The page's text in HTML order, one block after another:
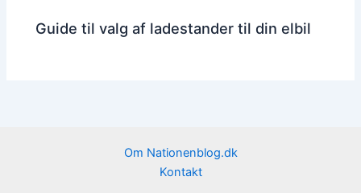
Guide til valg af ladestander til din elbil
Om Nationenblog.dk
Kontakt